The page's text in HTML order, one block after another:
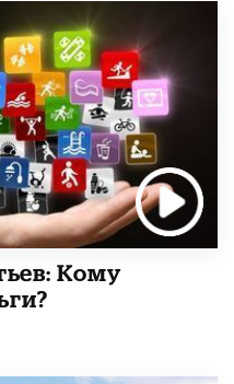
Кому